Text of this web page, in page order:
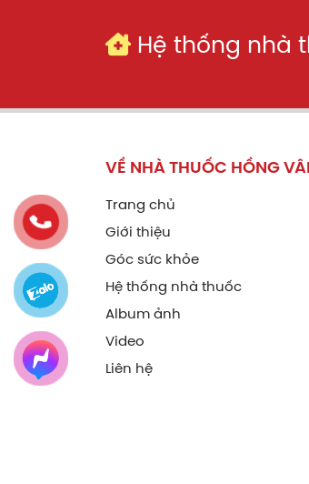
Hệ thống nhà
VỀ NHÀ THUỐC HỒNG
Trang chủ
Giới thiệu
Góc sức khỏe
Hệ thống nhà thuốc
Album ảnh
Video
Liên hệ